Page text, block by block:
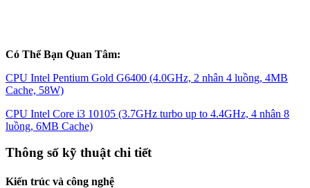
Có Thể Bạn Quan Tâm:
CPU Intel Pentium Gold G6400 (4.0GHz, 2 nhân 4 luồng, 4MB
Cache, 58W)
CPU Intel Core i3 10105 (3.7GHz turbo up to 4.4GHz, 4 nhân 8
luồng, 6MB Cache)
Thông số kỹ thuật chi tiết
Kiến trúc và công nghệ